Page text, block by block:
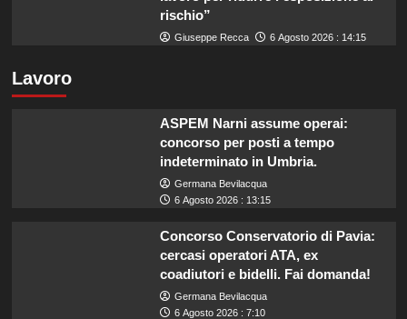
rischio”
Giuseppe Recca 6 Agosto 2026 : 14:15
Lavoro
ASPEM Narni assume operai:
concorso per posti a tempo
indeterminato in Umbria.
Germana Bevilacqua
6 Agosto 2026 : 13:15
Concorso Conservatorio di Pavia:
cercasi operatori ATA, ex
coadiutori e bidelli. Fai domanda!
Germana Bevilacqua
6 Agosto 2026 : 7:10